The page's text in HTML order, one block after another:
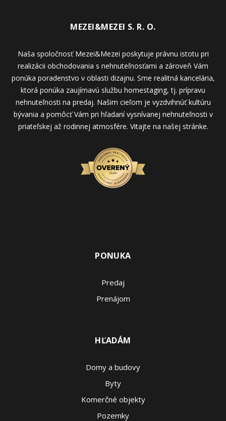
MEZEI&MEZEI S. R. O.
Naša spoločnosť Mezei&Mezei poskytuje právnu istotu pri
realizácii obchodovania s nehnuteľnosťami a zároveň Vám
ponúka poradenstvo v oblasti dizajnu. Sme realitná kancelária,
ktorá ponúka zaujímavú službu homestaging, tj. prípravu
nehnuteľnosti na predaj. Našim cieľom je vyzdvihnúť kultúru
bývania a pomôcť Vám pri hľadaní vysnívanej nehnuteľnosti v
priateľskej až rodinnej atmosfére. Vitajte na našej stránke.
PONUKA
Predaj
Prenájom
HĽADÁM
Domy a budovy
Byty
Komerčné objekty
Pozemky